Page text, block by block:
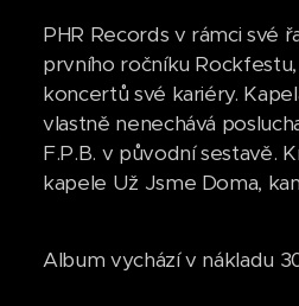
PHR Records v rámci své
prvního ročníku
koncertů své kariéry.
vlastně nenechává
F.P.B. v původní sestavě.
kapele Už Jsme Doma,
Album vychází v nákladu